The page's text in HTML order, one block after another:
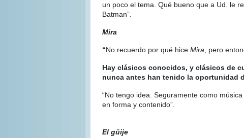
un poco el tema. Qué bueno que a Ud. le
Batman”.
Mira
“No recuerdo por qué hice Mira , pero
Hay clásicos conocidos, y clásicos de
nunca antes han tenido la oportunidad
“No tengo idea. Seguramente como
en forma y contenido”.
El güije